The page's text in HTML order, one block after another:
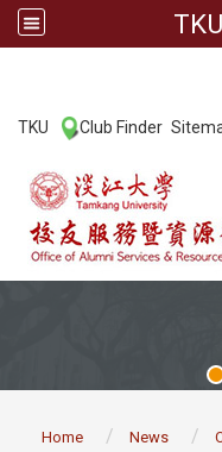
TKU Club Finder
Home News